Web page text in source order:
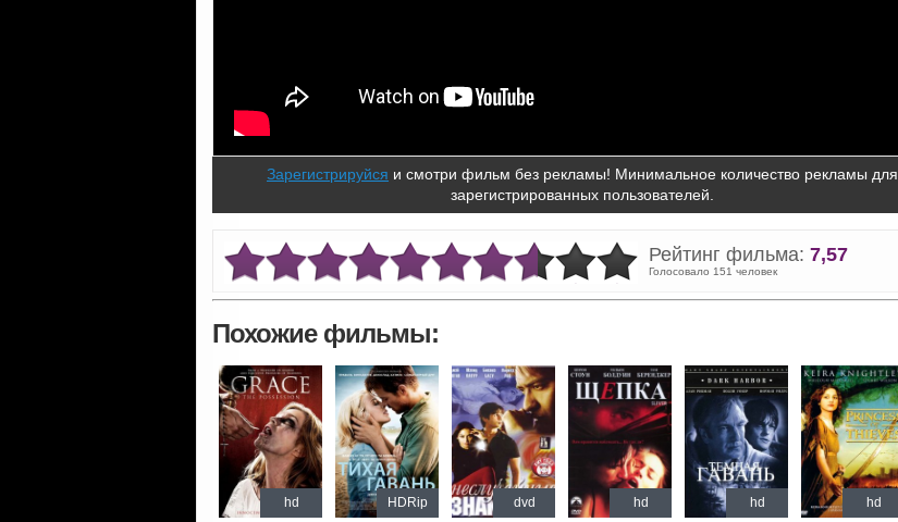
Зарегистрируйся и смотри фильм без рекламы! Минимальное количество рекламы для
зарегистрированных пользователей.
Рейтинг фильма: 7,57
Голосовало 151 человек
Похожие фильмы:
hd
HDRip
dvd
hd
hd
hd